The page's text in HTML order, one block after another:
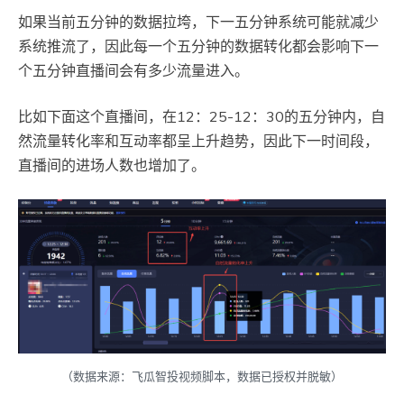
如果当前五分钟的数据拉垮，下一五分钟系统可能就减少
系统推流了，因此每一个五分钟的数据转化都会影响下一
个五分钟直播间会有多少流量进入。
比如下面这个直播间，在12：25-12：30的五分钟内，自
然流量转化率和互动率都呈上升趋势，因此下一时间段，
直播间的进场人数也增加了。
（数据来源：飞瓜智投视频脚本，数据已授权并脱敏）